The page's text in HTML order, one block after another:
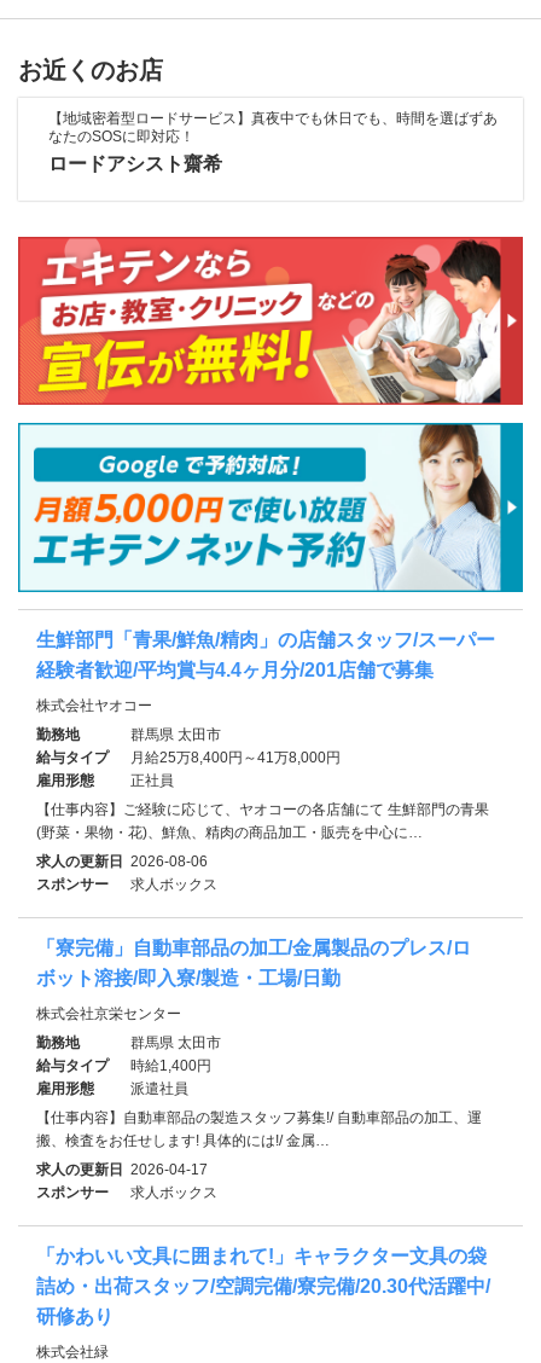
お近くのお店
【地域密着型ロードサービス】真夜中でも休日でも、時間を選ばずあ
なたのSOSに即対応！
ロードアシスト齋希
生鮮部門「青果/鮮魚/精肉」の店舗スタッフ/スーパー
経験者歓迎/平均賞与4.4ヶ月分/201店舗で募集
株式会社ヤオコー
勤務地
群馬県 太田市
給与タイプ
月給25万8,400円～41万8,000円
雇用形態
正社員
【仕事内容】ご経験に応じて、ヤオコーの各店舗にて 生鮮部門の青果
(野菜・果物・花)、鮮魚、精肉の商品加工・販売を中心に…
求人の更新日 2026-08-06
スポンサー
求人ボックス
「寮完備」自動車部品の加工/金属製品のプレス/ロ
ボット溶接/即入寮/製造・工場/日勤
株式会社京栄センター
勤務地
群馬県 太田市
給与タイプ
時給1,400円
雇用形態
派遣社員
【仕事内容】自動車部品の製造スタッフ募集!/ 自動車部品の加工、運
搬、検査をお任せします! 具体的には!/ 金属…
求人の更新日 2026-04-17
スポンサー
求人ボックス
「かわいい文具に囲まれて!」キャラクター文具の袋
詰め・出荷スタッフ/空調完備/寮完備/20.30代活躍中/
研修あり
株式会社緑